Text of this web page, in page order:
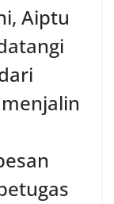
Aiptu